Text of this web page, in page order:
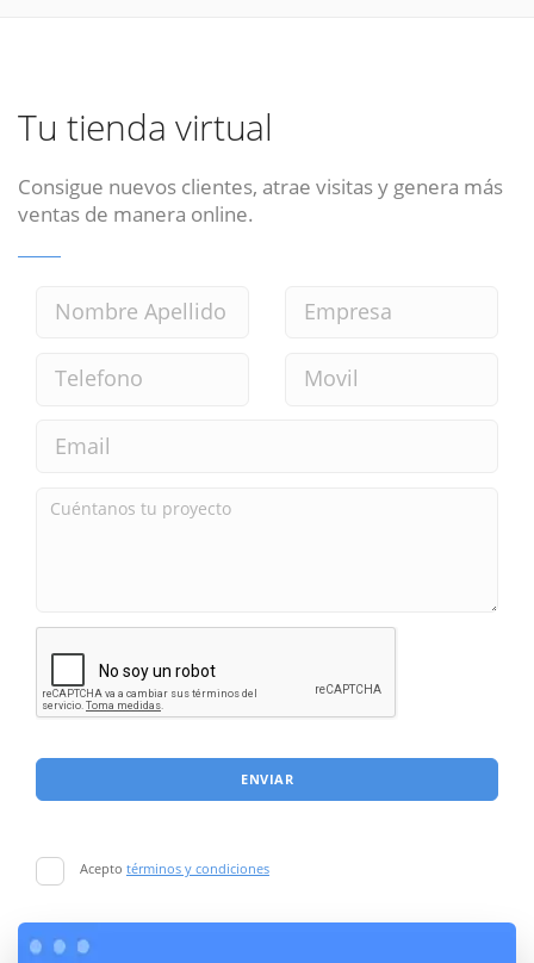
Tu tienda virtual
Consigue nuevos clientes, atrae visitas y genera más
ventas de manera online.
ENVIAR
Acepto términos y condiciones